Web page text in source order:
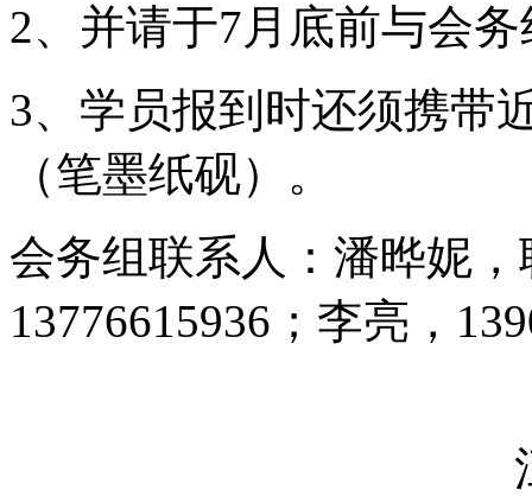
2、并请于7月底前与会
3、学员报到时还须携带
（笔墨纸砚）。
会务组联系人：潘晔妮，
13776615936；李亮，